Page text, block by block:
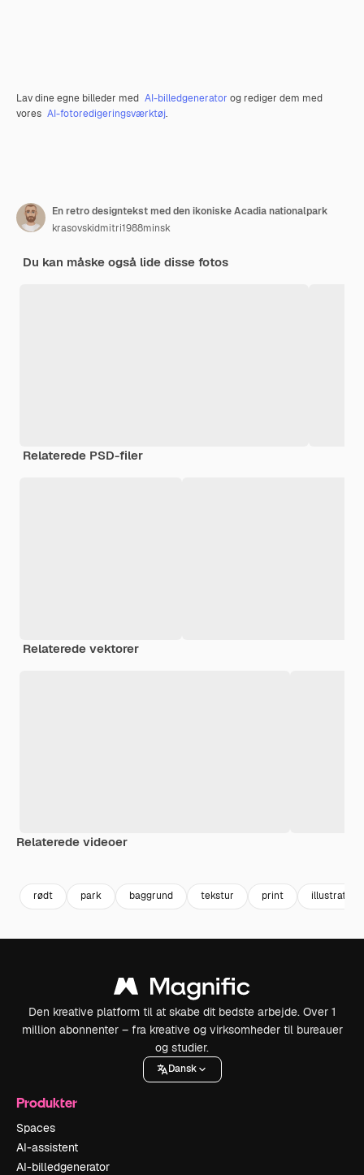
Lav dine egne billeder med AI-billedgenerator og rediger dem med
vores AI-fotoredigeringsværktøj.
En retro designtekst med den ikoniske Acadia nationalpark
krasovskidmitri1988minsk
Du kan måske også lide disse fotos
Relaterede PSD-filer
Relaterede vektorer
Relaterede videoer
rødt park baggrund tekstur print illustration
Den kreative platform til at skabe dit bedste arbejde. Over 1
million abonnenter – fra kreative og virksomheder til bureauer
og studier.
Dansk
Produkter
Spaces
AI-assistent
AI-billedgenerator